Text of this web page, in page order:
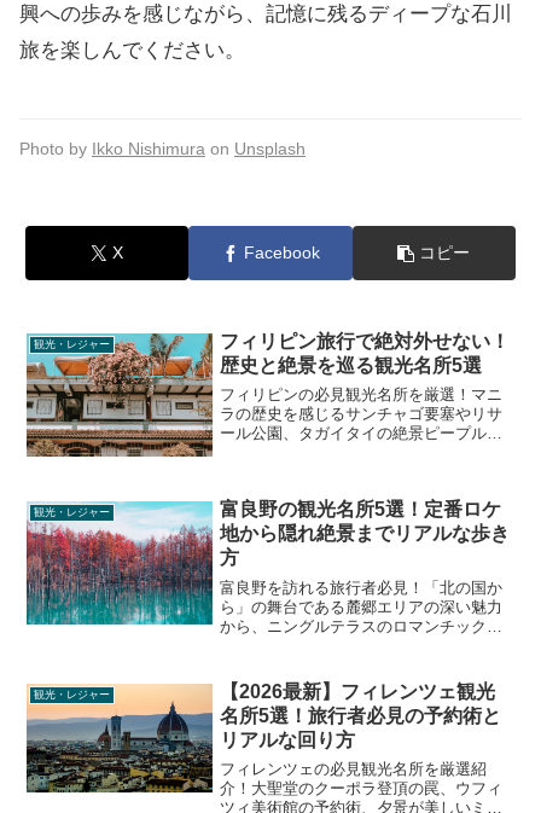
興への歩みを感じながら、記憶に残るディープな石川
旅を楽しんでください。
Photo by Ikko Nishimura on Unsplash
X Facebook コピー
観光・レジャー
フィリピン旅行で絶対外せない！
歴史と絶景を巡る観光名所5選
フィリピンの必見観光名所を厳選！マニ
ラの歴史を感じるサンチャゴ要塞やリサ
ール公園、タガイタイの絶景ピープル
説します。
観光・レジャー
富良野の観光名所5選！定番ロケ
地から隠れ絶景までリアルな歩き
方
富良野を訪れる旅行者必見！「北の国か
ら」の舞台である麓郷エリアの深い魅力
から、ニングルテラスのロマンチックな
注意点や混雑回避のコツなど、現地で役
立つリアルな情報をお届けします。
観光・レジャー
【2026最新】フィレンツェ観光
名所5選！旅行者必見の予約術と
リアルな回り方
フィレンツェの必見観光名所を厳選紹
介！大聖堂のクーポラ登頂の罠、ウフィ
ツィ美術館の予約術、夕景が美しいミケ